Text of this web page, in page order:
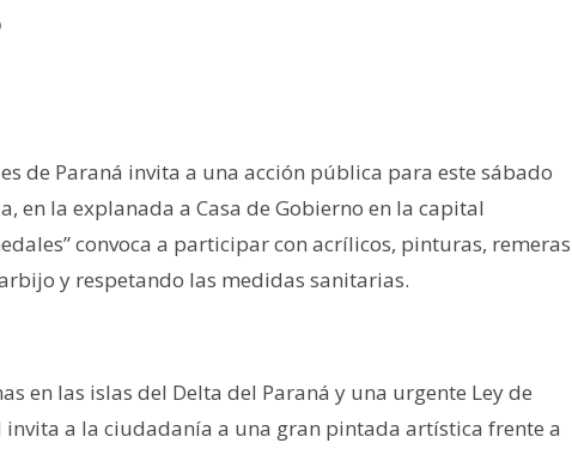
de Paraná invita a una acción pública para este sábado
en la explanada a Casa de Gobierno en la capital
convoca a participar con acrílicos, pinturas, remeras
y respetando las medidas sanitarias.
en las islas del Delta del Paraná y una urgente Ley de
a la ciudadanía a una gran pintada artística frente a